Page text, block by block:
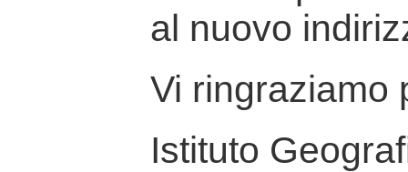
al nuovo
Vi ringraziamo
Istituto